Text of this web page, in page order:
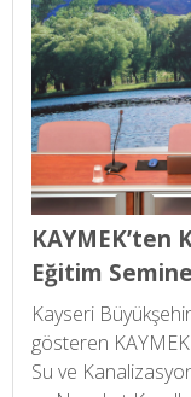
KAYMEK’ten
Eğitim
Kayseri
gösteren
Su ve